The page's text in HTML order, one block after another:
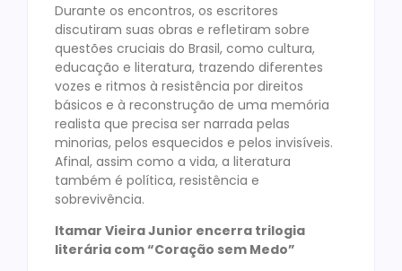
Durante os encontros, os escritores
discutiram suas obras e refletiram sobre
questões cruciais do Brasil, como cultura,
educação e literatura, trazendo diferentes
vozes e ritmos à resistência por direitos
básicos e à reconstrução de uma memória
realista que precisa ser narrada pelas
minorias, pelos esquecidos e pelos invisíveis.
Afinal, assim como a vida, a literatura
também é política, resistência e
sobrevivência.
Itamar Vieira Junior encerra trilogia
literária com “Coração sem Medo”